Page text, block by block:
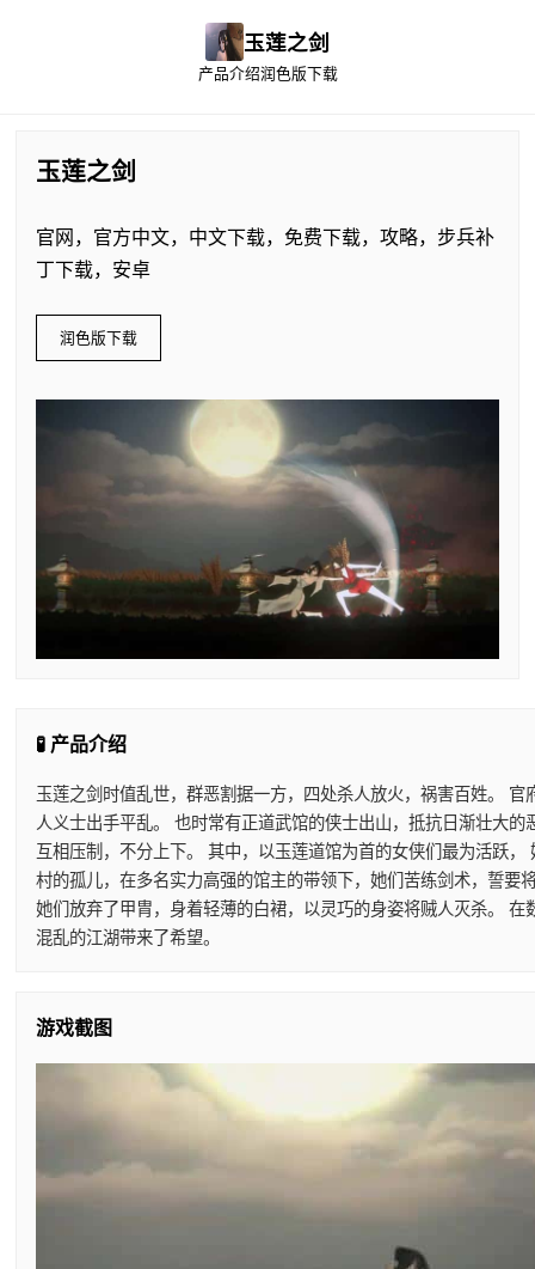
玉莲之剑
产品介绍润色版下载
玉莲之剑
官网，官方中文，中文下载，免费下载，攻略，步兵补
丁下载，安卓
润色版下载
🧪 产品介绍
玉莲之剑时值乱世，群恶割据一方，四处杀人放火，祸害百姓。
人义士出手平乱。 也时常有正道武馆的侠士出山，抵抗日渐壮大
互相压制，不分上下。 其中，以玉莲道馆为首的女侠们最为活跃
村的孤儿，在多名实力高强的馆主的带领下，她们苦练剑术，誓要
她们放弃了甲胄，身着轻薄的白裙，以灵巧的身姿将贼人灭杀。 在
混乱的江湖带来了希望。
游戏截图